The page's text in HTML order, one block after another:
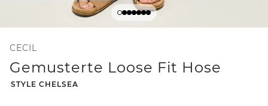
CECIL
Gemusterte Loose Fit Hose
-
STYLE CHELSEA